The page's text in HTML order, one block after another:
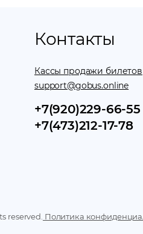
Контакты
Кассы продажи билетов
support@gobus.online
+7(920)229-66-55
+7(473)212-17-78
reserved. Политика